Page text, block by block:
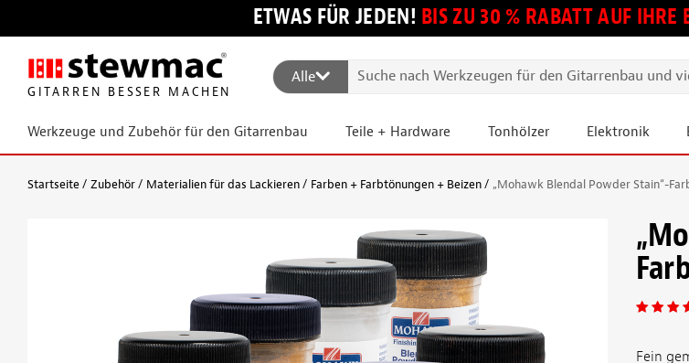
ETWAS FÜR JEDEN! BIS ZU 30 % RABATT AUF IHRE
GITARREN BESSER MACHEN
Alle
Werkzeuge und Zubehör für den Gitarrenbau Teile + Hardware Tonhölzer Elektronik
Startseite Zubehör Materialien für das Lackieren Farben + Farbtönungen + Beizen „Mohawk Blendal Powder Stain“-
Fein